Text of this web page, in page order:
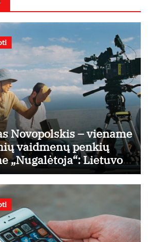
Novopolskis – viename
vaidmenų penkių
„Nugalėtoja“: Lietuvos
– nuo rugpjūčio 7-